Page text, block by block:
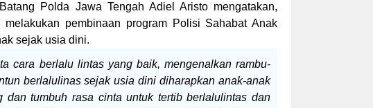
Polda Jawa Tengah Adiel Aristo mengatakan,
melakukan pembinaan program Polisi Sahabat Anak
sejak usia dini.
cara berlalu lintas yang baik, mengenalkan rambu-
berlalulinas sejak usia dini diharapkan anak-anak
dan tumbuh rasa cinta untuk tertib berlalulintas dan